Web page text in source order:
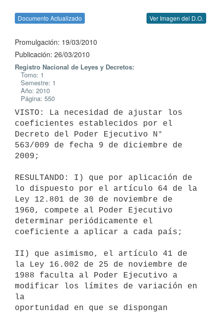
Documento Actualizado Ver Imagen del D.O.
Promulgación: 19/03/2010
Publicación: 26/03/2010
Registro Nacional de Leyes y Decretos:
Tomo: 1
Semestre: 1
Año: 2010
Página: 550
VISTO: La necesidad de ajustar los
coeficientes establecidos por el
Decreto del Poder Ejecutivo N°
563/009 de fecha 9 de diciembre de
2009;
RESULTANDO: I) que por aplicación de
lo dispuesto por el artículo 64 de la
Ley 12.801 de 30 de noviembre de
1960, compete al Poder Ejecutivo
determinar periódicamente el
coeficiente a aplicar a cada país;
II) que asimismo, el artículo 41 de
la Ley 16.002 de 25 de noviembre de
1988 faculta al Poder Ejecutivo a
modificar los límites de variación en
la
oportunidad en que se dispongan